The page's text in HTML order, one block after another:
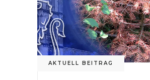
AKTUELL BEITRAG